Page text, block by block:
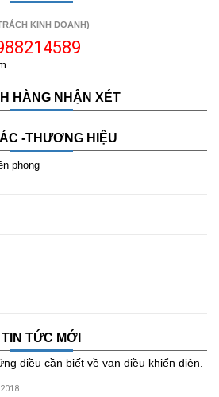
KINH DOANH)
HÀNG NHẬN XÉT
-THƯƠNG HIỆU
phong
TIN TỨC MỚI
điều cần biết về van điều khiển điện.